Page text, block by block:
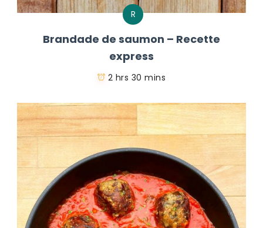
R
Brandade de saumon – Recette
express
2 hrs 30 mins